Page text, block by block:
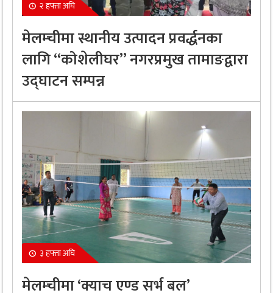
२ हफ्ता अघि
मेलम्चीमा स्थानीय उत्पादन प्रवर्द्धनका
लागि “कोशेलीघर” नगरप्रमुख तामाङद्वारा
उद्घाटन सम्पन्न
३ हफ्ता अघि
मेलम्चीमा ‘क्याच एण्ड सर्भ बल’